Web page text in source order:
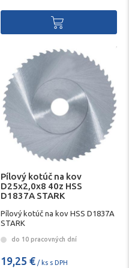
Pílový kotúč na kov
D25x2,0x8 40z HSS
D1837A STARK
Pílový kotúč na kov HSS D1837A
STARK
do 10 pracovných dní
19,25 € / ks s DPH